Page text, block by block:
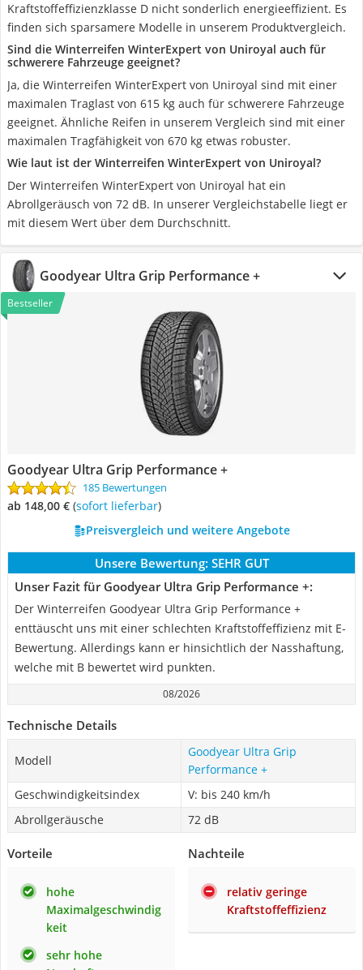
Kraftstoffeffizienzklasse D nicht sonderlich energieeffizient. Es
finden sich sparsamere Modelle in unserem Produktvergleich.
Sind die Winterreifen WinterExpert von Uniroyal auch für
schwerere Fahrzeuge geeignet?
Ja, die Winterreifen WinterExpert von Uniroyal sind mit einer
maximalen Traglast von 615 kg auch für schwerere Fahrzeuge
geeignet. Ähnliche Reifen in unserem Vergleich sind mit einer
maximalen Tragfähigkeit von 670 kg etwas robuster.
Wie laut ist der Winterreifen WinterExpert von Uniroyal?
Der Winterreifen WinterExpert von Uniroyal hat ein
Abrollgeräusch von 72 dB. In unserer Vergleichstabelle liegt er
mit diesem Wert über dem Durchschnitt.
Goodyear Ultra Grip Performance +
Bestseller
Goodyear Ultra Grip Performance +
185 Bewertungen
ab 148,00 € ( Sofort lieferbar)
Preisvergleich und weitere Angebote
Unsere Bewertung: SEHR GUT
Unser Fazit für Goodyear Ultra Grip Performance +:
Der Winterreifen Goodyear Ultra Grip Performance +
enttäuscht uns mit einer schlechten Kraftstoffeffizienz mit E-
Bewertung. Allerdings kann er hinsichtlich der Nasshaftung,
welche mit B bewertet wird punkten.
08/2026
Technische Details
Modell
Goodyear Ultra Grip
Performance +
Geschwindigkeitsindex
V: bis 240 km/h
Abrollgeräusche
72 dB
Vorteile
hohe
Maximalgeschwindig
keit
sehr hohe
Nachteile
relativ geringe
Kraftstoffeffizienz